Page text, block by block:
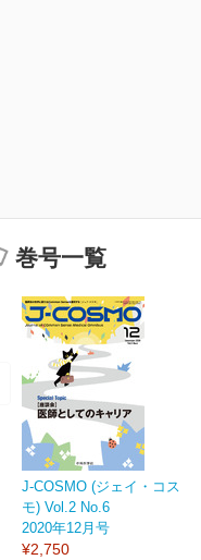
巻号一覧
J-COSMO (ジェイ・コス
モ) Vol.2 No.6
2020年12月号
¥2,750